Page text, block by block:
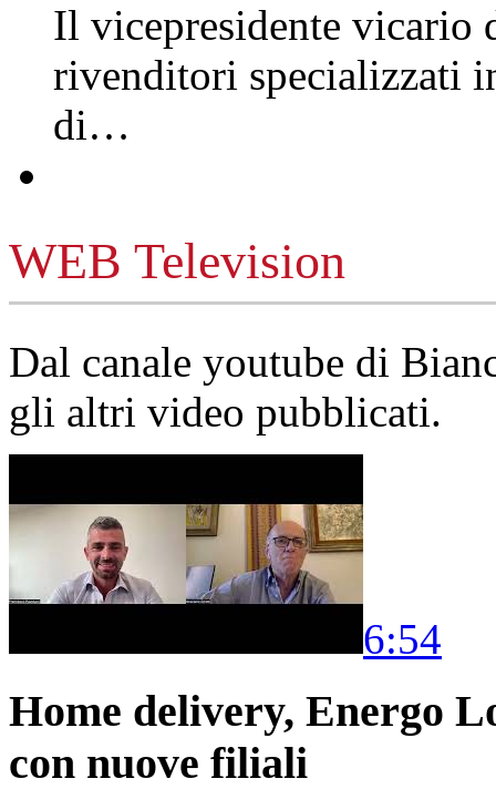
Il vicepresidente vicario
rivenditori specializzati
di…
WEB Television
Dal canale youtube di
gli altri video pubblicati.
6:54
Home delivery, Energo
con nuove filiali